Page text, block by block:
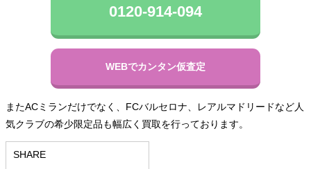
0120-914-094
WEBでカンタン仮査定
またACミランだけでなく、FCバルセロナ、レアルマドリードなど人
気クラブの希少限定品も幅広く買取を行っております。
SHARE